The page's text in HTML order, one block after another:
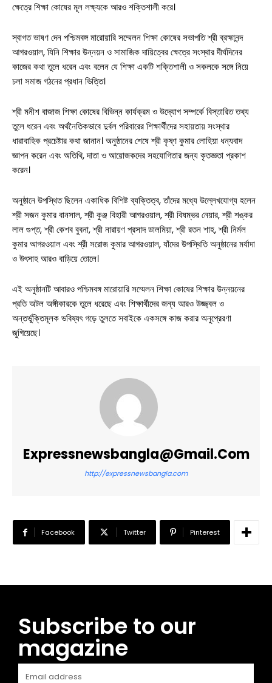
ক্ষেত্রে শিক্ষা কোষের মূল লক্ষ্যকে আরও শক্তিশালী করে।
স্বাগত ভাষণ দেন পশ্চিমবঙ্গ মারোয়ারি সম্মেলন শিক্ষা কোষের সভাপতি শ্রী ব্রহ্মানন্দ
আগরওয়াল, যিনি শিক্ষার উন্নয়ন ও সামাজিক দায়িত্বের ক্ষেত্রে সংস্থার দীর্ঘদিনের
কাজের কথা তুলে ধরেন এবং বলেন যে শিক্ষা একটি শক্তিশালী ও সকলকে সঙ্গে নিয়ে
চলা সমাজ গঠনের প্রধান ভিত্তি।
শ্রী মনীশ বাজাজ শিক্ষা কোষের বিভিন্ন কার্যক্রম ও উদ্যোগ সম্পর্কে বিস্তারিত তথ্য
তুলে ধরেন এবং অর্থনৈতিকভাবে দুর্বল পরিবারের শিক্ষার্থীদের সহায়তায় সংস্থার
ধারাবাহিক প্রচেষ্টার কথা জানান। অনুষ্ঠানের শেষে শ্রী কৃষ্ণ কুমার লোহিয়া ধন্যবাদ
জ্ঞাপন করেন এবং অতিথি, দাতা ও আয়োজকদের সহযোগিতার জন্য কৃতজ্ঞতা প্রকাশ
করেন।
অনুষ্ঠানে উপস্থিত ছিলেন একাধিক বিশিষ্ট ব্যক্তিত্ব, তাঁদের মধ্যে উল্লেখযোগ্য হলেন
শ্রী সজন কুমার বানসাল, শ্রী কুঞ্জ বিহারী আগরওয়াল, শ্রী বিষম্ভর নেয়ার, শ্রী শঙ্কর
লাল গুপ্ত, শ্রী কেশব বুবনা, শ্রী নারায়ণ প্রসাদ ডালমিয়া, শ্রী রতন শাহ, শ্রী নির্মল
কুমার আগরওয়াল এবং শ্রী সরোজ কুমার আগরওয়াল, যাঁদের উপস্থিতি অনুষ্ঠানের মর্যাদা
ও উৎসাহ আরও বাড়িয়ে তোলে।
এই অনুষ্ঠানটি আবারও পশ্চিমবঙ্গ মারোয়ারি সম্মেলন শিক্ষা কোষের শিক্ষার উন্নয়নের
প্রতি অটল অঙ্গীকারকে তুলে ধরেছে এবং শিক্ষার্থীদের জন্য আরও উজ্জ্বল ও
অন্তর্ভুক্তিমূলক ভবিষ্যৎ গড়ে তুলতে সবাইকে একসঙ্গে কাজ করার অনুপ্রেরণা
জুগিয়েছে।
Expressnewsbangla@gmail.com
http://expressnewsbangla.com
Facebook Twitter Pinterest
Subscribe to our
magazine